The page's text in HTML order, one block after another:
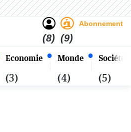
Economie
(3)
Monde
(4)
Société
(5)
(8)
Abonnement
(9)
Alger